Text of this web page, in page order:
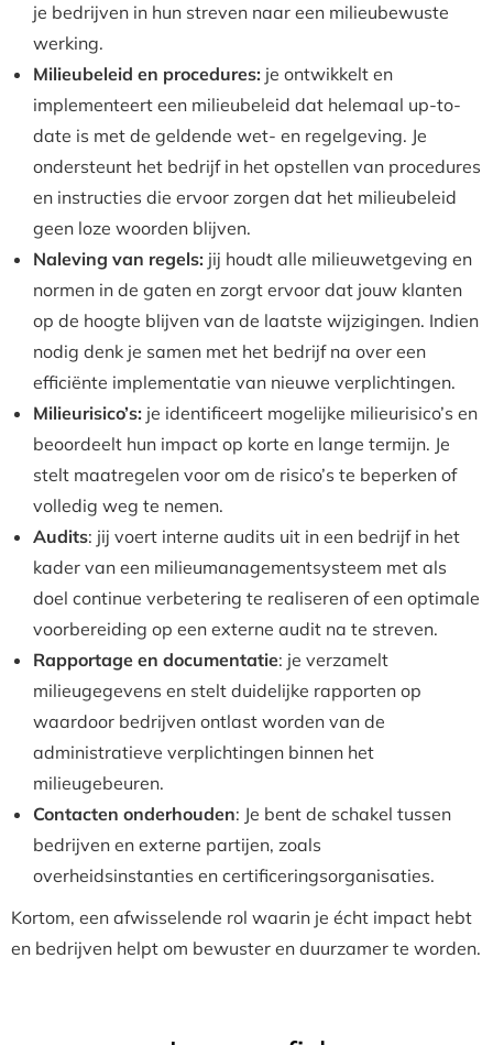
je bedrijven in hun streven naar een milieubewuste
werking.
Milieubeleid en procedures: je ontwikkelt en
implementeert een milieubeleid dat helemaal up-to-
date is met de geldende wet- en regelgeving. Je
ondersteunt het bedrijf in het opstellen van procedures
en instructies die ervoor zorgen dat het milieubeleid
geen loze woorden blijven.
Naleving van regels: jij houdt alle milieuwetgeving en
normen in de gaten en zorgt ervoor dat jouw klanten
op de hoogte blijven van de laatste wijzigingen. Indien
nodig denk je samen met het bedrijf na over een
efficiënte implementatie van nieuwe verplichtingen.
Milieurisico’s: je identificeert mogelijke milieurisico’s en
beoordeelt hun impact op korte en lange termijn. Je
stelt maatregelen voor om de risico’s te beperken of
volledig weg te nemen.
Audits: jij voert interne audits uit in een bedrijf in het
kader van een milieumanagementsysteem met als
doel continue verbetering te realiseren of een optimale
voorbereiding op een externe audit na te streven.
Rapportage en documentatie: je verzamelt
milieugegevens en stelt duidelijke rapporten op
waardoor bedrijven ontlast worden van de
administratieve verplichtingen binnen het
milieugebeuren.
Contacten onderhouden: Je bent de schakel tussen
bedrijven en externe partijen, zoals
overheidsinstanties en certificeringsorganisaties.
Kortom, een afwisselende rol waarin je écht impact hebt
en bedrijven helpt om bewuster en duurzamer te worden.